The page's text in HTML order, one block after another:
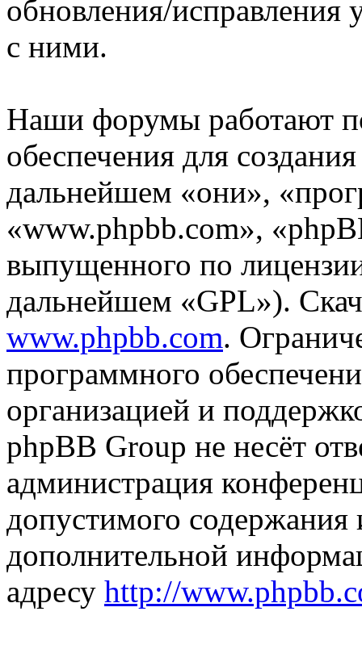
обновления/исправления
с ними.
Наши форумы работают
обеспечения для
дальнейшем «они»,
«www.phpbb.com»,
выпущенного по
дальнейшем «GPL»).
www.phpbb.com.
программного
организацией и
phpBB Group не несёт
администрация
допустимого
дополнительной
адресу http://